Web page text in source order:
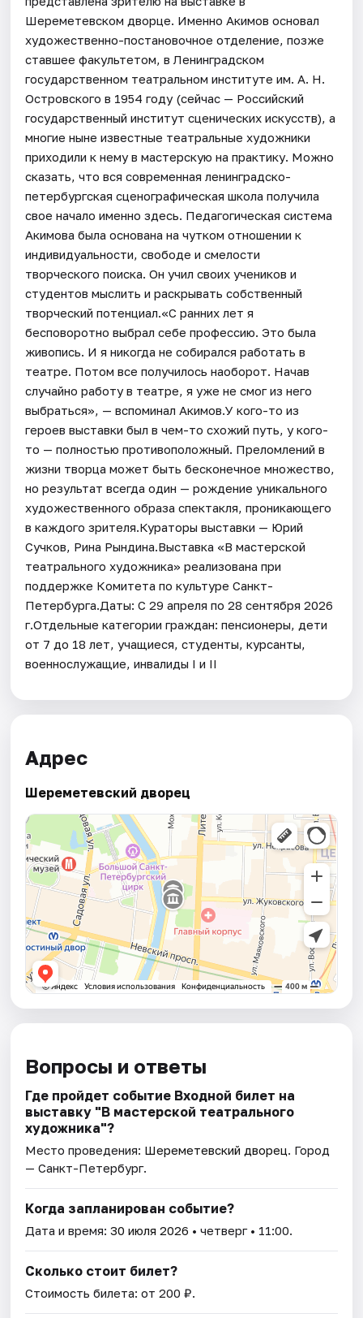
Шереметевском дворце. Именно Акимов основал
художественно-постановочное отделение, позже
ставшее факультетом, в Ленинградском
государственном театральном институте им. А. Н.
Островского в 1954 году (сейчас — Российский
государственный институт сценических искусств), а
многие ныне известные театральные художники
приходили к нему в мастерскую на практику. Можно
сказать, что вся современная ленинградско-
петербургская сценографическая школа получила
свое начало именно здесь. Педагогическая система
Акимова была основана на чутком отношении к
индивидуальности, свободе и смелости
творческого поиска. Он учил своих учеников и
студентов мыслить и раскрывать собственный
творческий потенциал.«С ранних лет я
бесповоротно выбрал себе профессию. Это была
живопись. И я никогда не собирался работать в
театре. Потом все получилось наоборот. Начав
случайно работу в театре, я уже не смог из него
выбраться», — вспоминал Акимов.У кого-то из
героев выставки был в чем-то схожий путь, у кого-
то — полностью противоположный. Преломлений в
жизни творца может быть бесконечное множество,
но результат всегда один — рождение уникального
художественного образа спектакля, проникающего
в каждого зрителя.Кураторы выставки — Юрий
Сучков, Рина Рындина.Выставка «В мастерской
театрального художника» реализована при
поддержке Комитета по культуре Санкт-
Петербурга.Даты: С 29 апреля по 28 сентября 2026
г.Отдельные категории граждан: пенсионеры, дети
от 7 до 18 лет, учащиеся, студенты, курсанты,
военнослужащие, инвалиды I и II
Адрес
Шереметевский дворец
Вопросы и ответы
Где пройдет событие Входной билет на
выставку "В мастерской театрального
художника"?
Место проведения: Шереметевский дворец. Город
— Санкт-Петербург.
Когда запланирован событие?
Дата и время:30 июля 2026 • четверг • 11:00.
Сколько стоит билет?
Стоимость билета: от 200 ₽.